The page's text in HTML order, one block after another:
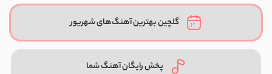
گلچین بهترین آهنگ‌های شهریور
پخش رایگان آهنگ شما